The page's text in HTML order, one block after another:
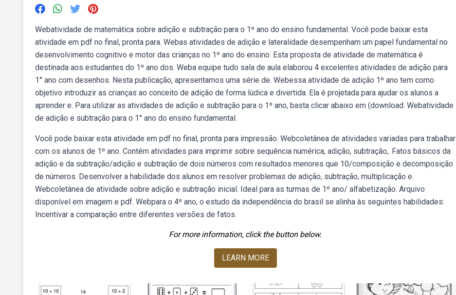
Webatividade de matemática sobre adição e subtração para o 1º ano do ensino fundamental. Você pode baixar esta
atividade em pdf no final, pronta para. Webas atividades de adição e lateralidade desempenham um papel fundamental no
desenvolvimento cognitivo e motor das crianças no 1º ano do ensino. Esta proposta de atividade de matemática é
destinada aos estudantes do 1º ano dos. Weba equipe tudo sala de aula elaborou 4 excelentes atividades de adição para
1° ano com desenhos. Nesta publicação, apresentamos uma série de. Webessa atividade de adição 1º ano tem como
objetivo introduzir as crianças ao conceito de adição de forma lúdica e divertida. Ela é projetada para ajudar os alunos a
aprender e. Para utilizar as atividades de adição e subtração para o 1º ano, basta clicar abaixo em (download. Webatividade
de adição e subtração para o 1° ano do ensino fundamental.
Você pode baixar esta atividade em pdf no final, pronta para impressão. Webcoletânea de atividades variadas para trabalhar
com os alunos de 1º ano. Contém atividades para imprimir sobre sequência numérica, adição, subtração,. Fatos básicos da
adição e da subtração/adição e subtração de dois números com resultados menores que 10/composição e decomposição
de números. Desenvolver a habilidade dos alunos em resolver problemas de adição, subtração, multiplicação e.
Webcoletânea de atividade sobre adição e subtração inicial. Ideal para as turmas de 1º ano/ alfabetização. Arquivo
disponível em imagem e pdf. Webpara o 4º ano, o estudo da independência do brasil se alinha às seguintes habilidades:
Incentivar a comparação entre diferentes versões de fatos.
For more information, click the button below.
LEARN MORE